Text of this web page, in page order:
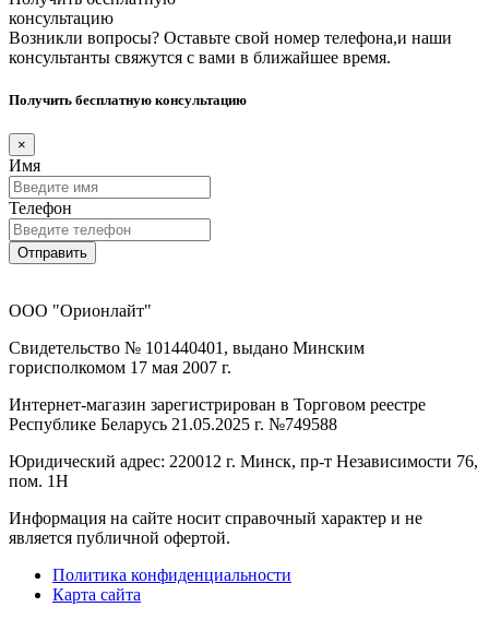
консультацию
Возникли вопросы? Оставьте свой номер телефона,и наши
консультанты свяжутся с вами в ближайшее время.
Получить бесплатную консультацию
×
Имя
Телефон
Отправить
ООО "Орионлайт"
Свидетельство № 101440401, выдано Минским
горисполкомом 17 мая 2007 г.
Интернет-магазин зарегистрирован в Торговом реестре
Республике Беларусь 21.05.2025 г. №749588
Юридический адрес: 220012 г. Минск, пр-т Независимости 76,
пом. 1Н
Информация на сайте носит справочный характер и не
является публичной офертой.
Политика конфиденциальности
Карта сайта